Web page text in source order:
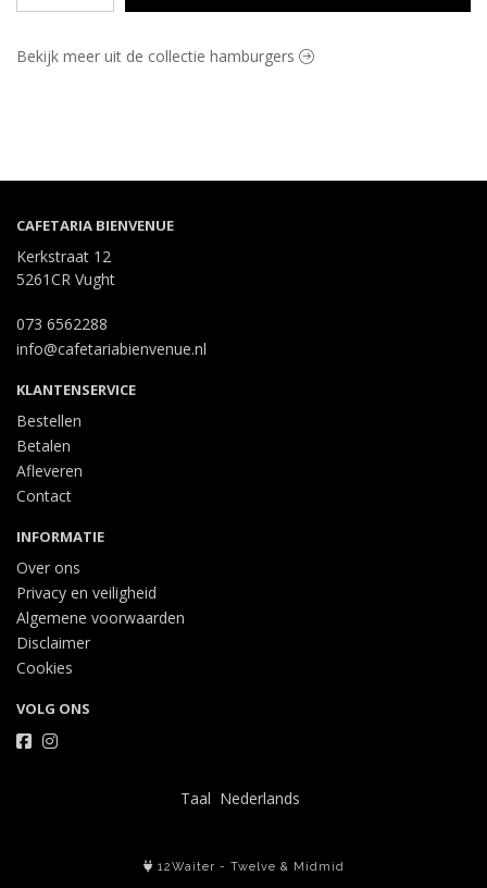
Bekijk meer uit de collectie hamburgers
CAFETARIA BIENVENUE
Kerkstraat 12
5261CR Vught
073 6562288
info@cafetariabienvenue.nl
KLANTENSERVICE
Bestellen
Betalen
Afleveren
Contact
INFORMATIE
Over ons
Privacy en veiligheid
Algemene voorwaarden
Disclaimer
Cookies
VOLG ONS
Taal
12Waiter - Twelve & Midmid